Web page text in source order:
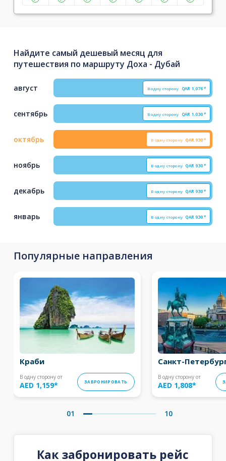
Найдите самый дешевый месяц для
путешествия по маршруту Доха - Дубай
август В одну сторону QAR 1,076*
сентябрь В одну сторону QAR 1,030*
октябрь В одну сторону QAR 930*
ноябрь В одну сторону QAR 930*
декабрь В одну сторону QAR 930*
январь В одну сторону QAR 930*
Популярные направления
Краби
В одну сторону от
AED 1,159* ЗАБРОНИРОВАТЬ
Санкт-
В одну сторону от
AED 1,808*
01 10
Как забронировать рейс